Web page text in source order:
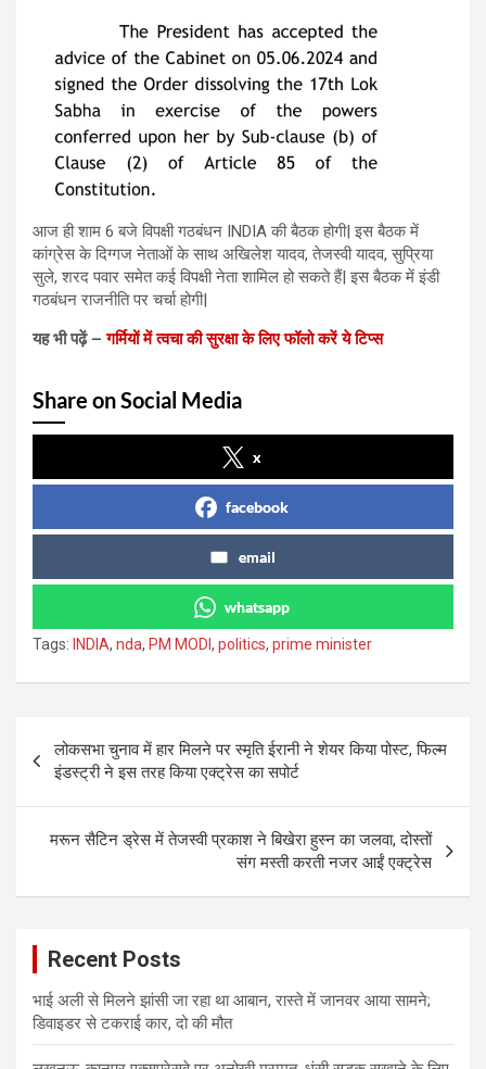
आज ही शाम 6 बजे विपक्षी गठबंधन INDIA की बैठक होगी| इस बैठक में
कांग्रेस के दिग्गज नेताओं के साथ अखिलेश यादव, तेजस्वी यादव, सुप्रिया
सुले, शरद पवार समेत कई विपक्षी नेता शामिल हो सकते हैं| इस बैठक में इंडी
गठबंधन राजनीति पर चर्चा होगी|
यह भी पढ़ें –गर्मियों में त्वचा की सुरक्षा के लिए फॉलो करें ये टिप्स
Share on Social Media
x
facebook
email
whatsapp
Tags: INDIA, nda, PM MODI , politics, prime minister
Post
navigation
लोकसभा चुनाव में हार मिलने पर स्मृति ईरानी ने शेयर किया पोस्ट, फिल्म
इंडस्ट्री ने इस तरह किया एक्ट्रेस का सपोर्ट
मरून सैटिन ड्रेस में तेजस्वी प्रकाश ने बिखेरा हुस्न का जलवा, दोस्तों
संग मस्ती करती नजर आईं एक्ट्रेस
Recent Posts
भाई अली से मिलने झांसी जा रहा था आबान, रास्ते में जानवर आया सामने;
डिवाइडर से टकराई कार, दो की मौत